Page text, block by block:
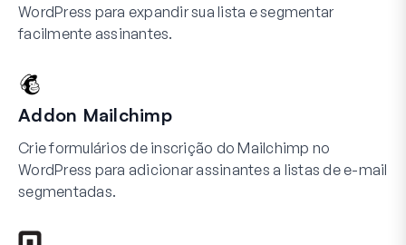
WordPress para expandir sua lista e segmentar
facilmente assinantes.
Addon Mailchimp
Crie formulários de inscrição do Mailchimp no
WordPress para adicionar assinantes a listas de e-mail
segmentadas.